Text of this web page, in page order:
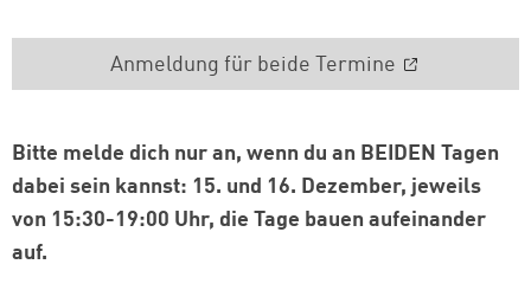
Anmeldung für beide Termine
Bitte melde dich nur an, wenn du an BEIDEN Tagen
dabei sein kannst: 15. und 16. Dezember, jeweils
von 15:30-19:00 Uhr, die Tage bauen aufeinander
auf.